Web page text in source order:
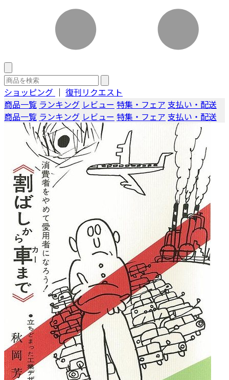
ショッピング ｜ 復刊リクエスト
商品一覧 ランキング レビュー 特集・フェア 支払い・配送
商品一覧 ランキング レビュー 特集・フェア 支払い・配送